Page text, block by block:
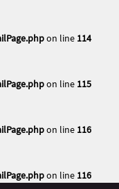
on line 114
on line 115
on line 116
on line 116